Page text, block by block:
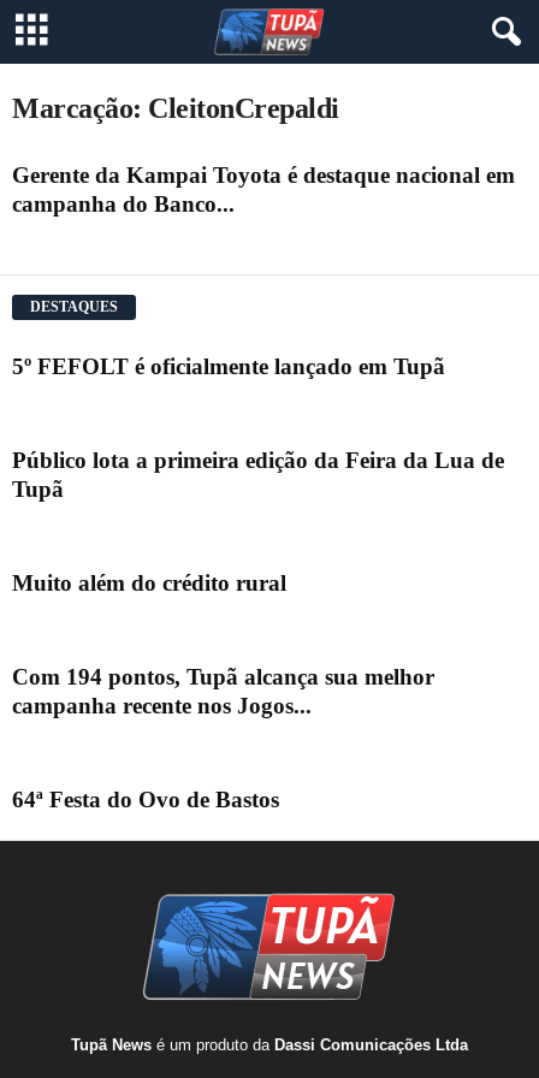
Marcação: CleitonCrepaldi
Gerente da Kampai Toyota é destaque nacional em
campanha do Banco...
DESTAQUES
5º FEFOLT é oficialmente lançado em Tupã
Público lota a primeira edição da Feira da Lua de
Tupã
Muito além do crédito rural
Com 194 pontos, Tupã alcança sua melhor
campanha recente nos Jogos...
64ª Festa do Ovo de Bastos
Tupã News é um produto da Dassi Comunicações Ltda